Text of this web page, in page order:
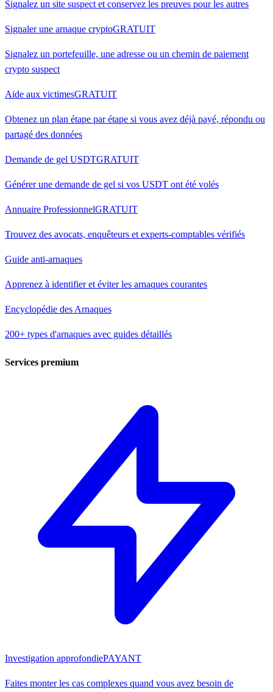
Signalez un site suspect et conservez les preuves pour les autres
Signaler une arnaque cryptoGRATUIT
Signalez un portefeuille, une adresse ou un chemin de paiement
crypto suspect
Aide aux victimesGRATUIT
Obtenez un plan étape par étape si vous avez déjà payé, répondu ou
partagé des données
Demande de gel USDTGRATUIT
Générer une demande de gel si vos USDT ont été volés
Annuaire ProfessionnelGRATUIT
Trouvez des avocats, enquêteurs et experts-comptables vérifiés
Guide anti-arnaques
Apprenez à identifier et éviter les arnaques courantes
Encyclopédie des Arnaques
200+ types d'arnaques avec guides détaillés
Services premium
Investigation approfondiePAYANT
Faites monter les cas complexes quand vous avez besoin de